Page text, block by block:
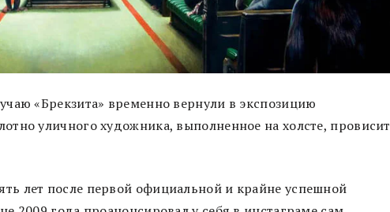
«Брекзита» временно вернули в экспозицию
уличного художника, выполненное на холсте, провисит
лет после первой официальной и крайне успешной